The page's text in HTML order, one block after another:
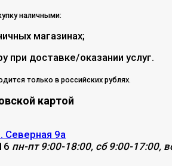
наличными:
магазинах;
при доставке/оказании услуг.
только в российских рублях.
картой
Северная 9а
пн-пт 9:00-18:00, сб 9:00-17:00,